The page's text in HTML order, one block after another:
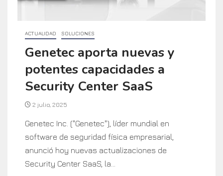
ACTUALIDAD SOLUCIONES
Genetec aporta nuevas y
potentes capacidades a
Security Center SaaS
2 julio, 2025
Genetec Inc. ("Genetec"), líder mundial en
software de seguridad física empresarial,
anunció hoy nuevas actualizaciones de
Security Center SaaS, la...